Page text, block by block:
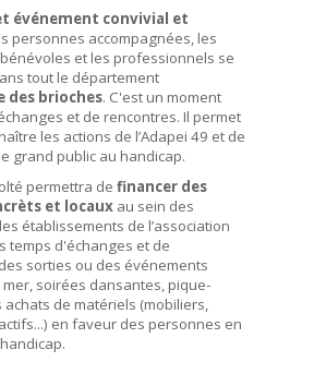
événement convivial et
personnes accompagnées, les
et les professionnels se
tout le département
des brioches. C'est un moment
et de rencontres. Il permet
les actions de l’Adapei 49 et de
grand public au handicap.
permettra de financer des
et locaux au sein des
établissements de l’association
temps d'échanges et de
sorties ou des événements
mer, soirées dansantes, pique-
achats de matériels (mobiliers,
en faveur des personnes en